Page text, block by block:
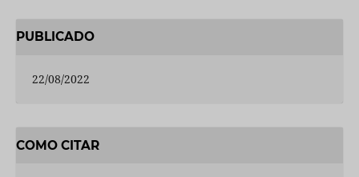
PUBLICADO
22/08/2022
COMO CITAR